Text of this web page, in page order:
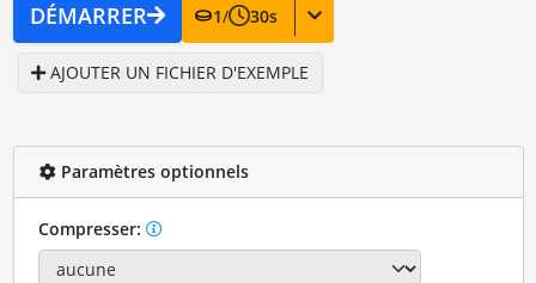
DÉMARRER 1/ 30s
AJOUTER UN FICHIER D'EXEMPLE
Paramètres optionnels
Compresser: